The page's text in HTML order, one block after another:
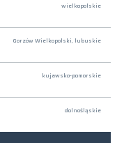
wielkopolskie
Gorzów Wielkopolski, lubuskie
kujawsko-pomorskie
dolnośląskie